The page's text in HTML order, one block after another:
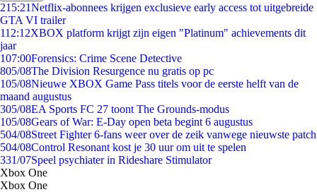
215:21Netflix-abonnees krijgen exclusieve early access tot uitgebreide
GTA VI trailer
112:12XBOX platform krijgt zijn eigen "Platinum" achievements dit
jaar
107:00Forensics: Crime Scene Detective
805/08The Division Resurgence nu gratis op pc
105/08Nieuwe XBOX Game Pass titels voor de eerste helft van de
maand augustus
305/08EA Sports FC 27 toont The Grounds-modus
105/08Gears of War: E-Day open beta begint 6 augustus
504/08Street Fighter 6-fans weer over de zeik vanwege nieuwste patch
504/08Control Resonant kost je 30 uur om uit te spelen
331/07Speel psychiater in Rideshare Stimulator
Xbox One
Xbox One